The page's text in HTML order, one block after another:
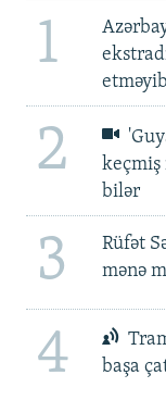
1
etməyib
2
keçmiş
bilər
3
Rüfət
mənə
4
başa